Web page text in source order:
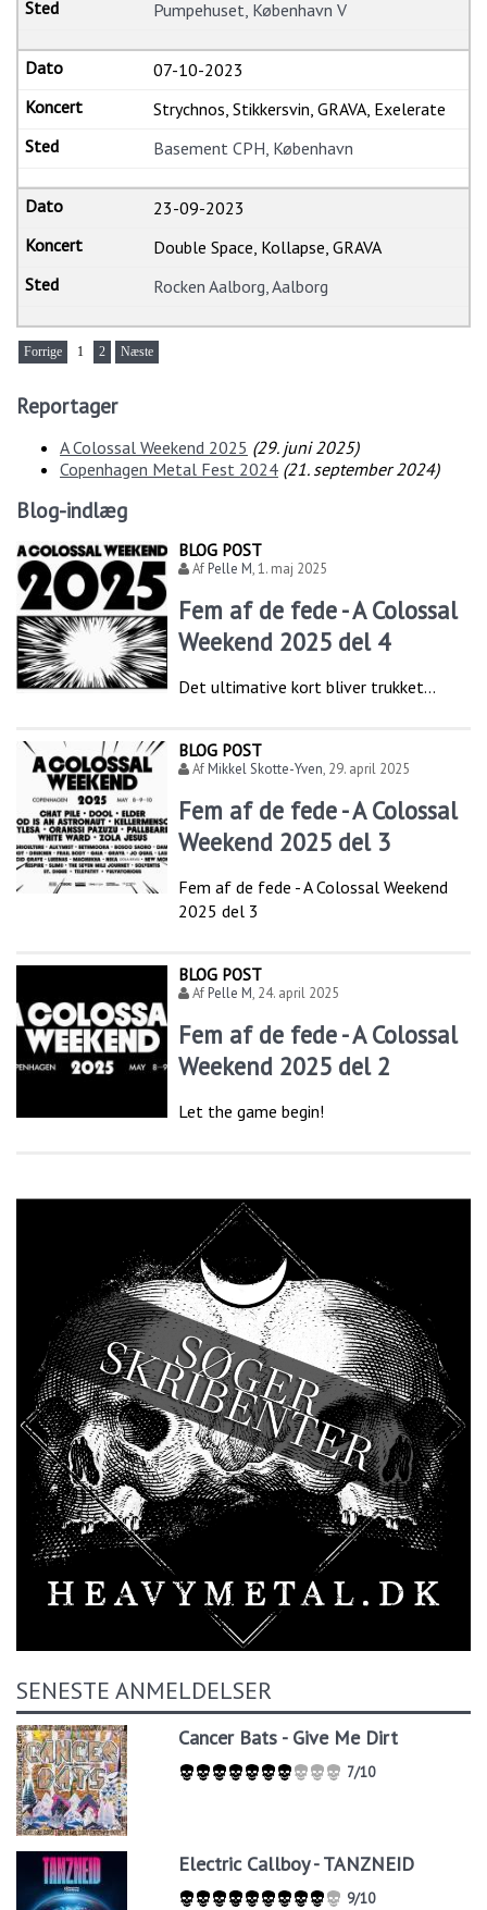
Pumpehuset, København V
07-10-2023
Strychnos, Stikkersvin, GRAVA, Exelerate
Basement CPH, København
23-09-2023
Double Space, Kollapse, GRAVA
Rocken Aalborg, Aalborg
Forrige 1 2 Næste
Reportager
A Colossal Weekend 2025 (29. juni 2025)
Copenhagen Metal Fest 2024 (21. september 2024)
Blog-indlæg
BLOG POST
AfPelle M,1. maj 2025
Fem af de fede - A Colossal
Weekend 2025 del 4
Det ultimative kort bliver trukket...
BLOG POST
AfMikkel Skotte-Yven, 29. april 2025
Fem af de fede - A Colossal
Weekend 2025 del 3
Fem af de fede - A Colossal Weekend
2025 del 3
BLOG POST
AfPelle M, 24. april 2025
Fem af de fede - A Colossal
Weekend 2025 del 2
Let the game begin!
SENESTE ANMELDELSER
Cancer Bats - Give Me Dirt
7/10
Electric Callboy - TANZNEID
9/10